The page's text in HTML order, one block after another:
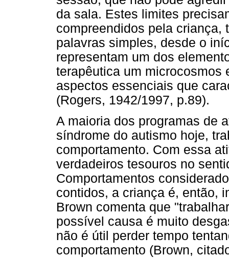
da sala. Estes limites
compreendidos pela criança,
palavras simples, desde o
representam um dos
terapêutica um microcosmos
aspectos essenciais que
(Rogers, 1942/1997, p.89).
A maioria dos programas de
síndrome do autismo hoje,
comportamento. Com essa
verdadeiros tesouros no
Comportamentos
contidos, a criança é, então,
Brown comenta que
possível causa é muito
não é útil perder tempo
comportamento (Brown,